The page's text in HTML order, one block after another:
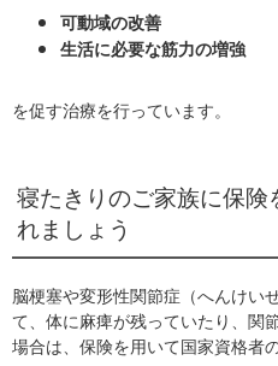
可動域の改善
生活に必要な筋力の増強
を促す治療を行っています。
寝たきりのご家族に保険
れましょう
脳梗塞や変形性関節症（へんけい
て、体に麻痺が残っていたり、関
場合は、保険を用いて国家資格者